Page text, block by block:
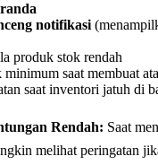
notifikasi
produk stok rendah
saat membuat
saat inventori jatuh di
Rendah: Saat
melihat peringatan